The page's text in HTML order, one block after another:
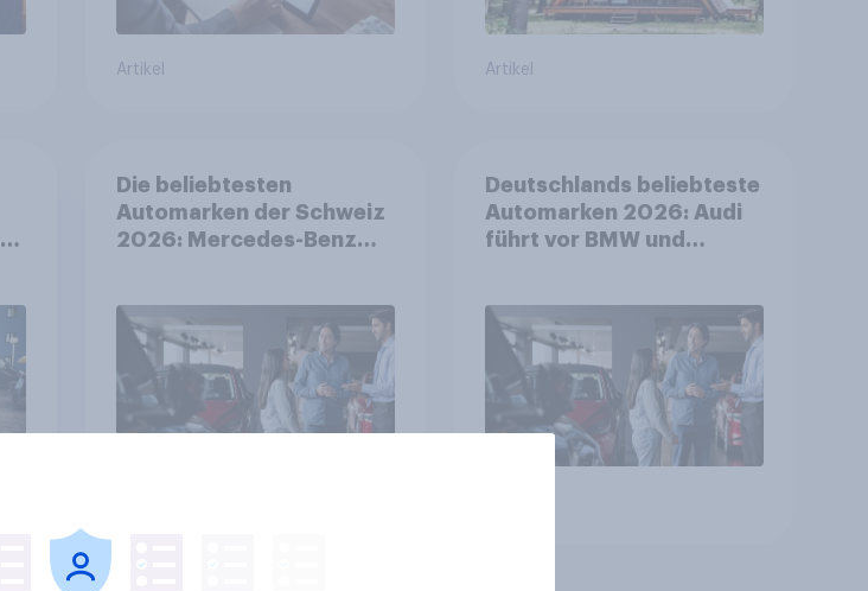
Artikel Artikel
Die beliebtesten
Automarken der Schweiz
2026: Mercedes-Benz
Aufsteiger
Deutschlands beliebteste
Automarken 2026: Audi
führt vor BMW und